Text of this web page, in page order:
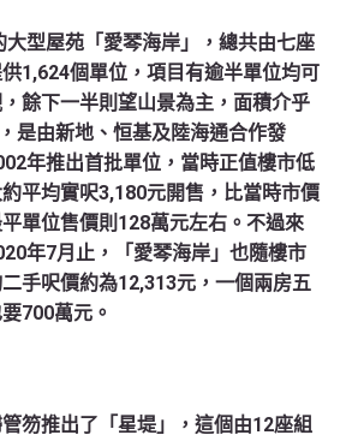
大型屋苑「愛琴海岸」，總共由七座
1,624個單位，項目有逾半單位均可
餘下一半則望山景為主，面積介乎
是由新地、恒基及陸海通合作發
年推出首批單位，當時正值樓市低
平均實呎3,180元開售，比當時市價
單位售價則128萬元左右。不過來
年7月止，「愛琴海岸」也隨樓市
手呎價約為12,313元，一個兩房五
700萬元。
笏推出了「星堤」，這個由12座組